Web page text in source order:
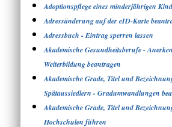
Adoptionspflege eines minderjährigen
Adressänderung auf der eID-Karte
Adressbuch - Eintrag sperren lassen
Akademische Gesundheitsberufe -
Weiterbildung beantragen
Akademische Grade, Titel und
Spätaussiedlern - Gradumwandlungen
Akademische Grade, Titel und
Hochschulen führen